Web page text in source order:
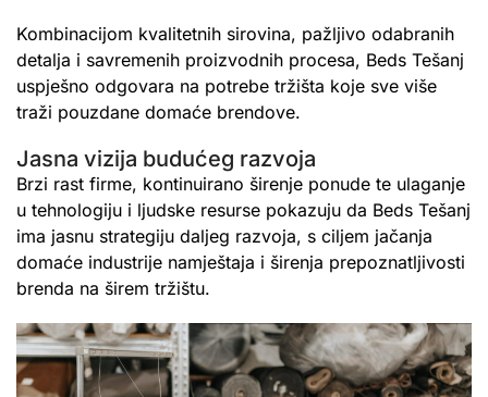
Kombinacijom kvalitetnih sirovina, pažljivo odabranih
detalja i savremenih proizvodnih procesa, Beds Tešanj
uspješno odgovara na potrebe tržišta koje sve više
traži pouzdane domaće brendove.
Jasna vizija budućeg razvoja
Brzi rast firme, kontinuirano širenje ponude te ulaganje
u tehnologiju i ljudske resurse pokazuju da Beds Tešanj
ima jasnu strategiju daljeg razvoja, s ciljem jačanja
domaće industrije namještaja i širenja prepoznatljivosti
brenda na širem tržištu.